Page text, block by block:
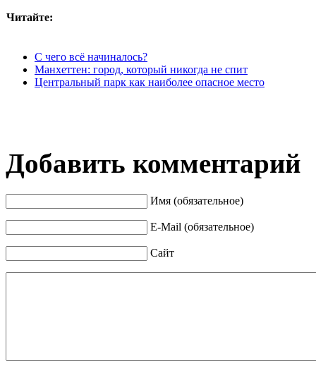
Читайте:
С чего всё начиналось?
Манхеттен: город, который никогда не спит
Центральный парк как наиболее опасное место
Добавить комментарий
Имя (обязательное)
E-Mail (обязательное)
Сайт